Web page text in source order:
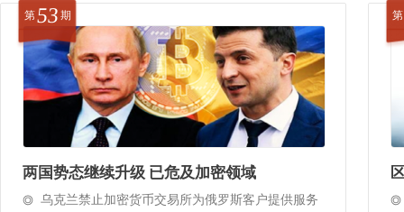
两国势态继续升级 已危及加密领域
乌克兰禁止加密货币交易所为俄罗斯客户提供服务
第53 期 第